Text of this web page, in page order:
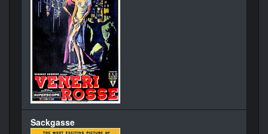
Sackgasse